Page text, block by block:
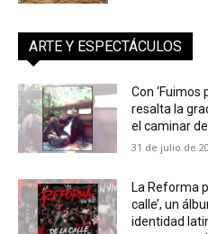
ARTE Y ESPECTÁCULOS
Con ‘Fuimos
resalta la
el caminar
31 de julio de
La Reforma
calle’, un
identidad